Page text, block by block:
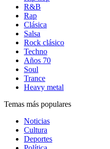
R&B
Rap
Clásica
Salsa
Rock clásico
Techno
Años 70
Soul
Trance
Heavy metal
Temas más populares
Noticias
Cultura
Deportes